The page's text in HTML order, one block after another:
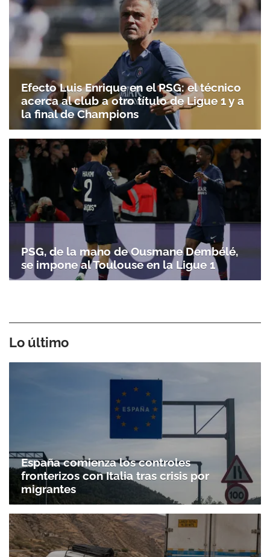
Efecto Luis Enrique en el PSG: el técnico
acerca al club a otro título de Ligue 1 y a
la final de Champions
PSG, de la mano de Ousmane Dembélé,
se impone al Toulouse en la Ligue 1
Lo último
España comienza los controles
fronterizos con Italia tras crisis por
migrantes